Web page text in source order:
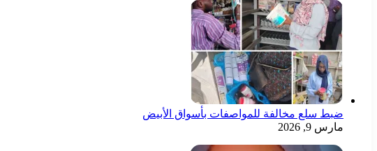
ضبط سلع مخالفة للمواصفات بأسواق الأبيض
مارس 9, 2026